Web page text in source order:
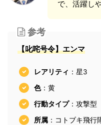
で、活躍し
参考
【叱咤号令】エンマ
レアリティ ：星3
色：黄
行動タイプ：攻撃型
所属 ：コトブキ飛行